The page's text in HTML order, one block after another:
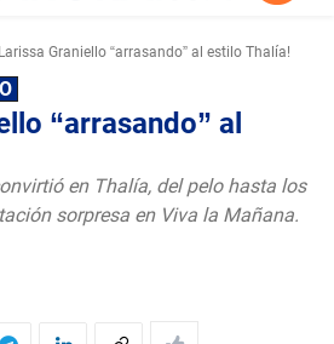
Graniello “arrasando” al estilo Thalía!
“arrasando” al
en Thalía, del pelo hasta los
sorpresa en Viva la Mañana.